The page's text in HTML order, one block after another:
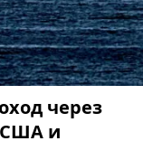
через
США и